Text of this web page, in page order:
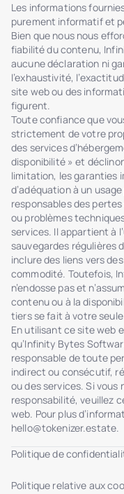
Les informations
purement informatif et
Bien que nous nous
fiabilité du contenu,
aucune déclaration ni
l’exhaustivité,
site web ou des
figurent.
Toute confiance que
strictement de votre
des services
disponibilité » et
limitation, les garanties
d’adéquation à un
responsables des
ou problèmes
services. Il appartient à
sauvegardes régulières
inclure des liens vers
commodité. Toutefois,
n’endosse pas et
contenu ou à la
tiers se fait à votre
En utilisant ce site web
qu’Infinity Bytes
responsable de toute
indirect ou consécutif,
ou des services. Si vous
responsabilité, veuillez
web. Pour plus
hello@tokenizer.estate.
Politique de
Politique relative aux